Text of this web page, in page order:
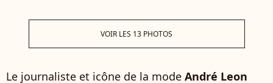
VOIR LES 13 PHOTOS
Le journaliste et icône de la mode André Leon